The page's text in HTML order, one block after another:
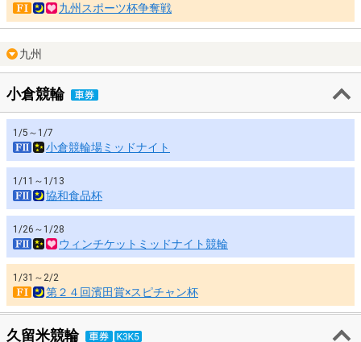
九州スポーツ杯争奪戦
九州
小倉競輪
1/5～1/7
小倉競輪場ミッドナイト
1/11～1/13
協和食品杯
1/26～1/28
ウィンチケットミッドナイト競輪
1/31～2/2
第２４回濱田賞×スピチャン杯
久留米競輪